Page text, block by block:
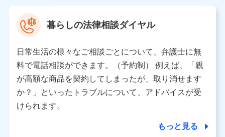
※ 当社および株式会社NTTドコモは、お客さまの情報を利
データ憲章」に定める行動原則を順守します 。
※ パーソナルデータダッシュボードの「第三者提供の管
理」の設定状態にかかわらず、共同利用する場合がありま
※ dポイントクラブ会員ではないお客さま（2019年12月11
日以降、一度もdポイントクラブ会員であったことがないお
個人データは、こちら の利用目的の範囲内に限って共同利
暮らしの法律相談ダイヤル
日常生活の様々なご相談ごとについて、弁護士に無
料で電話相談ができます。（予約制） 例えば、「親
が高額な商品を契約してしまったが、取り消せます
か？」といったトラブルについて、アドバイスが受
けられます。
もっと見る